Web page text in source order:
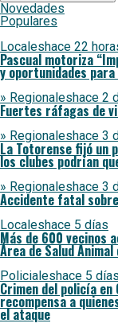
Novedades
Populares
Localeshace 22
Pascual motoriza
y oportunidades
» Regionaleshace 2
Fuertes ráfagas de
» Regionaleshace 3
La Totorense fijó un
los clubes podrían
» Regionaleshace 3
Accidente fatal
Localeshace 5 días
Más de 600 vecinos
Área de Salud
Policialeshace 5 días
Crimen del policía
recompensa a
el ataque